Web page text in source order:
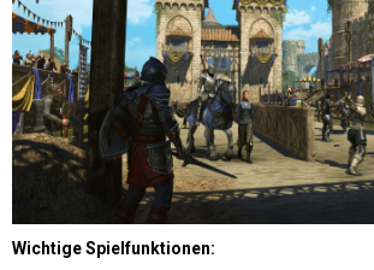
Wichtige Spielfunktionen: